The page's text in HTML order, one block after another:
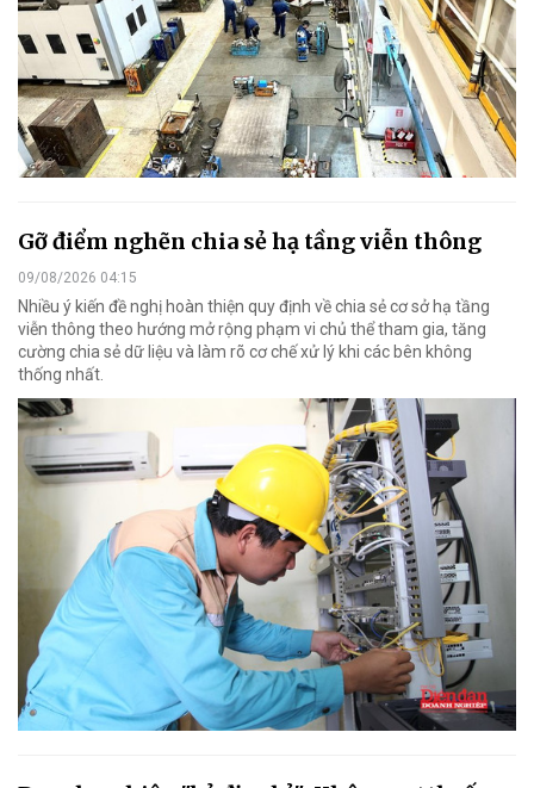
Gỡ điểm nghẽn chia sẻ hạ tầng viễn thông
09/08/2026 04:15
Nhiều ý kiến đề nghị hoàn thiện quy định về chia sẻ cơ sở hạ tầng
viễn thông theo hướng mở rộng phạm vi chủ thể tham gia, tăng
cường chia sẻ dữ liệu và làm rõ cơ chế xử lý khi các bên không
thống nhất.